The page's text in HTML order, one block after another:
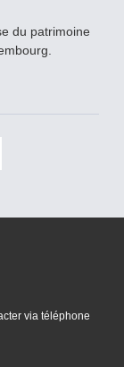
du patrimoine
via téléphone